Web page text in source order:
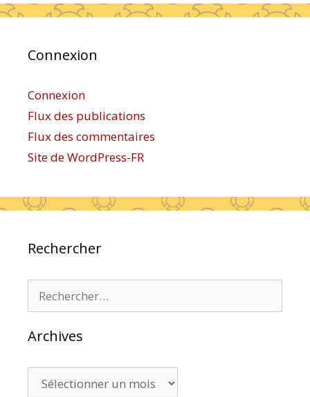
Connexion
Connexion
Flux des publications
Flux des commentaires
Site de WordPress-FR
Rechercher
Archives